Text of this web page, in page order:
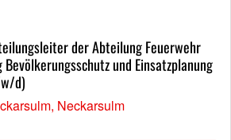
der Abteilung Feuerwehr
und Einsatzplanung
d)
Neckarsulm